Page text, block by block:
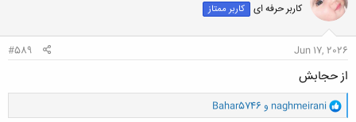
ه
ا
کاربر حرفه ای کاربر ممتاز
Jun 17, 2026
#589
از حجابش
و
ا
naghmeirani و Bahar5746